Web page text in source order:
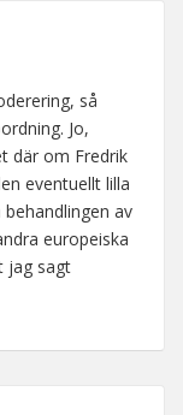
så
Jo,
där om Fredrik
eventuellt lilla
av
europeiska
jag sagt